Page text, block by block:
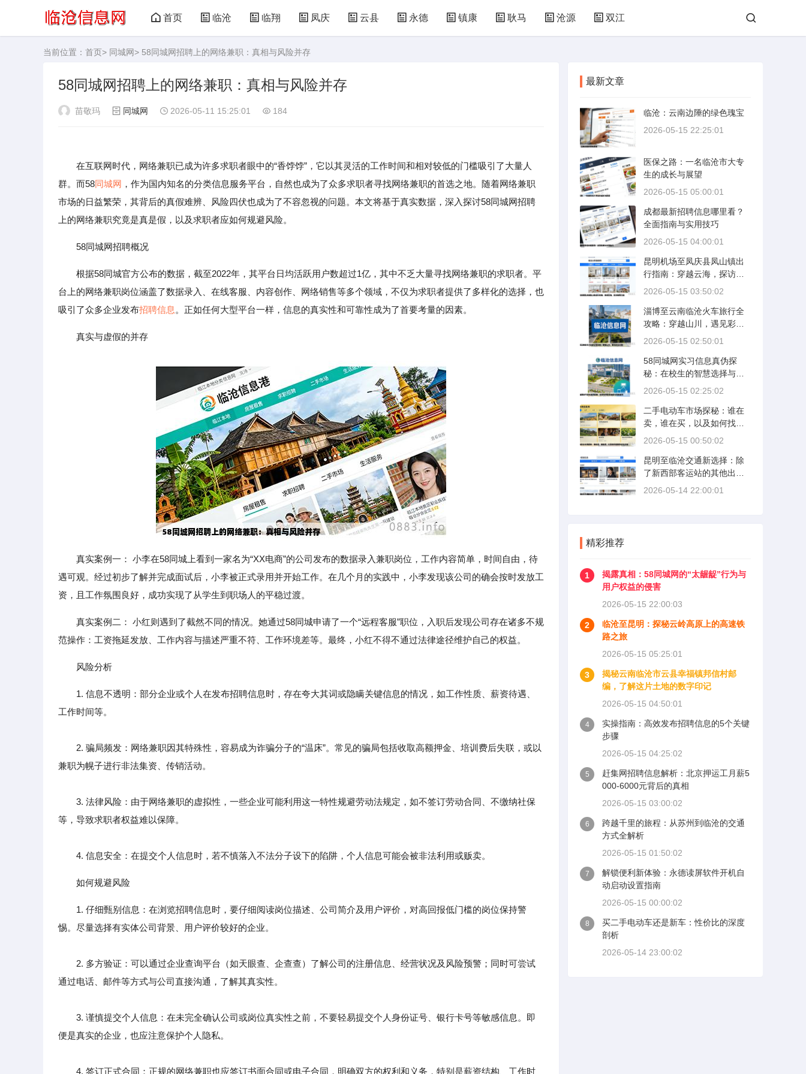
首页 临沧 临翔 凤庆 云县 永德 镇康 耿马 沧源 双江
当前位置： 首页> 同城网> 58同城网招聘上的网络兼职：真相与风险并存
58同城网招聘上的网络兼职：真相与风险并存
苗敬玛 同城网 2026-05-11 15:25:01 184
在互联网时代，网络兼职已成为许多求职者眼中的“香饽饽”，它以其灵活的工作时间和相对较低的门槛吸引了大量人
群。而58同城网 ，作为国内知名的分类信息服务平台，自然也成为了众多求职者寻找网络兼职的首选之地。随着网络兼职
市场的日益繁荣，其背后的真假难辨、风险四伏也成为了不容忽视的问题。本文将基于真实数据，深入探讨58同城网招聘
上的网络兼职究竟是真是假，以及求职者应如何规避风险。
58同城网招聘概况
根据58同城官方公布的数据，截至2022年，其平台日均活跃用户数超过1亿，其中不乏大量寻找网络兼职的求职者。平
台上的网络兼职岗位涵盖了数据录入、在线客服、内容创作、网络销售等多个领域，不仅为求职者提供了多样化的选择，也
吸引了众多企业发布招聘信息 。正如任何大型平台一样，信息的真实性和可靠性成为了首要考量的因素。
真实与虚假的并存
真实案例一： 小李在58同城上看到一家名为“XX电商”的公司发布的数据录入兼职岗位，工作内容简单，时间自由，待
遇可观。经过初步了解并完成面试后，小李被正式录用并开始工作。在几个月的实践中，小李发现该公司的确会按时发放工
资，且工作氛围良好，成功实现了从学生到职场人的平稳过渡。
真实案例二： 小红则遇到了截然不同的情况。她通过58同城申请了一个“远程客服”职位，入职后发现公司存在诸多不规
范操作：工资拖延发放、工作内容与描述严重不符、工作环境差等。最终，小红不得不通过法律途径维护自己的权益。
风险分析
1. 信息不透明：部分企业或个人在发布招聘信息时，存在夸大其词或隐瞒关键信息的情况，如工作性质、薪资待遇、
工作时间等。
2. 骗局频发：网络兼职因其特殊性，容易成为诈骗分子的“温床”。常见的骗局包括收取高额押金、培训费后失联，或以
兼职为幌子进行非法集资、传销活动。
3. 法律风险：由于网络兼职的虚拟性，一些企业可能利用这一特性规避劳动法规定，如不签订劳动合同、不缴纳社保
等，导致求职者权益难以保障。
4. 信息安全：在提交个人信息时，若不慎落入不法分子设下的陷阱，个人信息可能会被非法利用或贩卖。
如何规避风险
1. 仔细甄别信息：在浏览招聘信息时，要仔细阅读岗位描述、公司简介及用户评价，对高回报低门槛的岗位保持警
惕。尽量选择有实体公司背景、用户评价较好的企业。
2. 多方验证：可以通过企业查询平台（如天眼查、企查查）了解公司的注册信息、经营状况及风险预警；同时可尝试
通过电话、邮件等方式与公司直接沟通，了解其真实性。
3. 谨慎提交个人信息：在未完全确认公司或岗位真实性之前，不要轻易提交个人身份证号、银行卡号等敏感信息。即
便是真实的企业，也应注意保护个人隐私。
4. 签订正式合同：正规的网络兼职也应签订书面合同或电子合同，明确双方的权利和义务，特别是薪资结构、工作时
最新文章
临沧：云南边陲的绿色瑰宝
2026-05-15 22:25:01
医保之路：一名临沧市大专
生的成长与展望
2026-05-15 05:00:01
成都最新招聘信息哪里看？
全面指南与实用技巧
2026-05-15 04:00:01
昆明机场至凤庆县凤山镇出
行指南：穿越云海，探访秘
境之旅
2026-05-15 03:50:02
淄博至云南临沧火车旅行全
攻略：穿越山川，遇见彩云
之南
2026-05-15 02:50:01
58同城网实习信息真伪探
秘：在校生的智慧选择与风
险防范
2026-05-15 02:25:02
二手电动车市场探秘：谁在
卖，谁在买，以及如何找到
性价比之选
2026-05-15 00:50:02
昆明至临沧交通新选择：除
了新西部客运站的其他出行
方式
2026-05-14 22:00:01
精彩推荐
1
揭露真相：58同城网的“太龌龊”行为与
用户权益的侵害
2026-05-15 22:00:03
2
临沧至昆明：探秘云岭高原上的高速铁
路之旅
2026-05-15 05:25:01
3
揭秘云南临沧市云县幸福镇邦信村邮
编，了解这片土地的数字印记
2026-05-15 04:50:01
4
实操指南：高效发布招聘信息的5个关键
步骤
2026-05-15 04:25:02
5
赶集网招聘信息解析：北京押运工月薪5
000-6000元背后的真相
2026-05-15 03:00:02
6
跨越千里的旅程：从苏州到临沧的交通
方式全解析
2026-05-15 01:50:02
7
解锁便利新体验：永德读屏软件开机自
动启动设置指南
2026-05-15 00:00:02
8
买二手电动车还是新车：性价比的深度
剖析
2026-05-14 23:00:02